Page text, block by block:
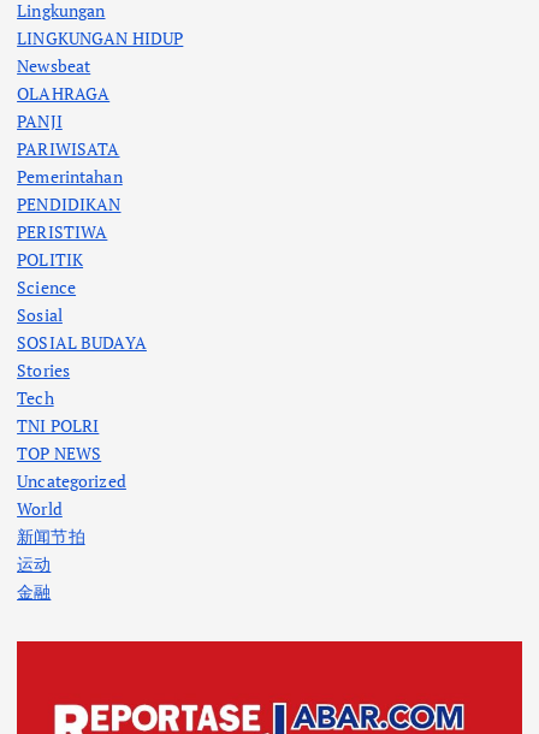
Lingkungan
LINGKUNGAN HIDUP
Newsbeat
OLAHRAGA
PANJI
PARIWISATA
Pemerintahan
PENDIDIKAN
PERISTIWA
POLITIK
Science
Sosial
SOSIAL BUDAYA
Stories
Tech
TNI POLRI
TOP NEWS
Uncategorized
World
新闻节拍
运动
金融